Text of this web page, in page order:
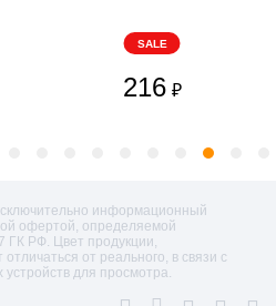
SALE
216 ₽
информационный
офертой, определяемой
ГК РФ. Цвет продукции,
от реального, в связи с
для просмотра.